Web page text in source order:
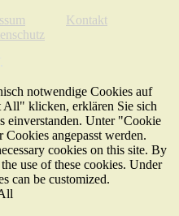
Kontakt
notwendige Cookies auf
All" klicken, erklären Sie sich
einverstanden. Unter "Cookie
angepasst werden.
cookies on this site. By
use of these cookies. Under
can be customized.